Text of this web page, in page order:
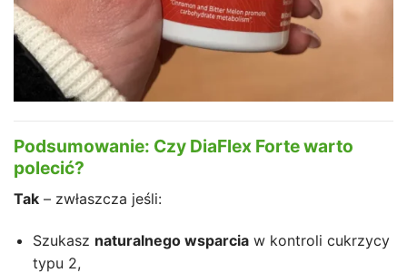
Podsumowanie: Czy DiaFlex Forte warto
polecić?
Tak – zwłaszcza jeśli:
Szukasz naturalnego wsparciaw kontroli cukrzycy
typu 2,